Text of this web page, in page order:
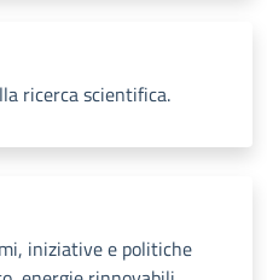
ricerca scientifica.
iniziative e politiche